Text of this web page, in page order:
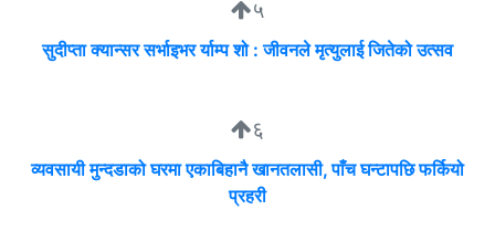
५
सुदीप्ता क्यान्सर सर्भाइभर र्याम्प शो : जीवनले मृत्युलाई जितेको उत्सव
६
व्यवसायी मुन्दडाको घरमा एकाबिहानै खानतलासी, पाँच घन्टापछि फर्कियो
प्रहरी